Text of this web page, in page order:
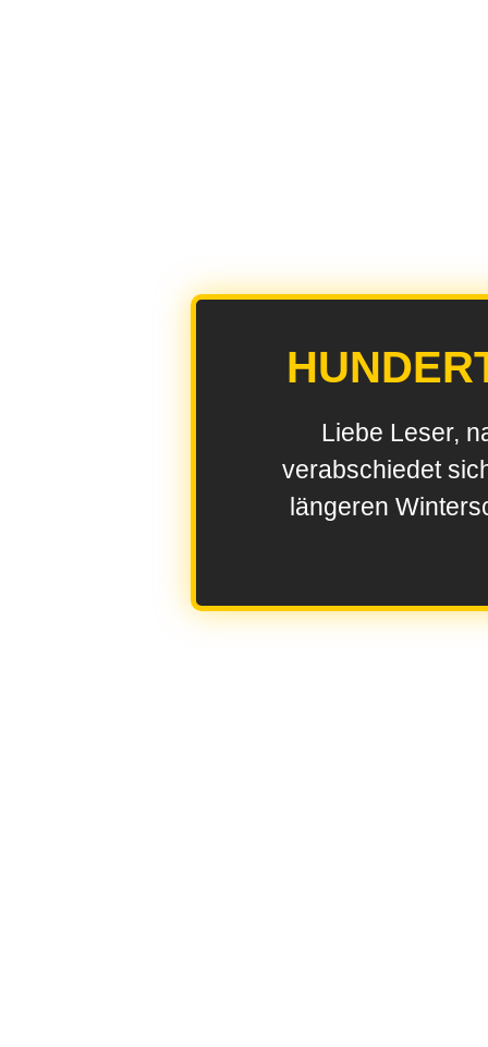
Liebe Leser,
verabschiedet
längeren